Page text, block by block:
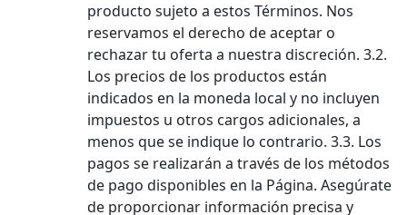
producto sujeto a estos Términos. Nos
reservamos el derecho de aceptar o
rechazar tu oferta a nuestra discreción. 3.2.
Los precios de los productos están
indicados en la moneda local y no incluyen
impuestos u otros cargos adicionales, a
menos que se indique lo contrario. 3.3. Los
pagos se realizarán a través de los métodos
de pago disponibles en la Página. Asegúrate
de proporcionar información precisa y